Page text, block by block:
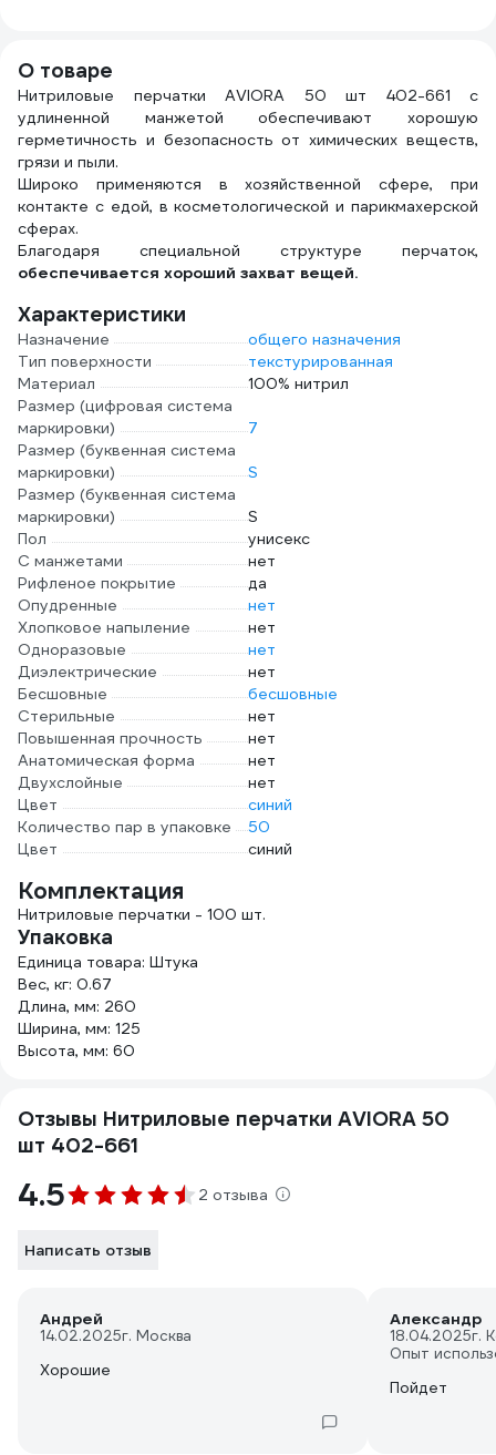
О товаре
Нитриловые перчатки AVIORA 50 шт 402-661 с
удлиненной манжетой обеспечивают хорошую
герметичность и безопасность от химических веществ,
грязи и пыли.
Широко применяются в хозяйственной сфере, при
контакте с едой, в косметологической и парикмахерской
сферах.
Благодаря специальной структуре перчаток,
обеспечивается хороший захват вещей.
Характеристики
Назначение
общего назначения
Тип поверхности
текстурированная
Материал
100% нитрил
Размер (цифровая система
маркировки)
7
Размер (буквенная система
маркировки)
S
Размер (буквенная система
маркировки)
S
Пол
унисекс
С манжетами
нет
Рифленое покрытие
да
Опудренные
нет
Хлопковое напыление
нет
Одноразовые
нет
Диэлектрические
нет
Бесшовные
бесшовные
Стерильные
нет
Повышенная прочность
нет
Анатомическая форма
нет
Двухслойные
нет
Цвет
синий
Количество пар в упаковке
50
Цвет
синий
Комплектация
Нитриловые перчатки - 100 шт.
Упаковка
Единица товара: Штука
Вес, кг: 0.67
Длина, мм: 260
Ширина, мм: 125
Высота, мм: 60
Отзывы Нитриловые перчатки AVIORA 50
шт 402-661
4.5 2 отзыва
Написать отзыв
Андрей
14.02.2025г. Москва
Хорошие
Александр
18.04.2025г.
Опыт
Пойдет